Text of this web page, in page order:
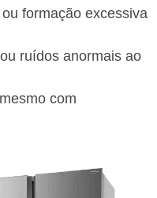
formação excessiva
ruídos anormais ao
com